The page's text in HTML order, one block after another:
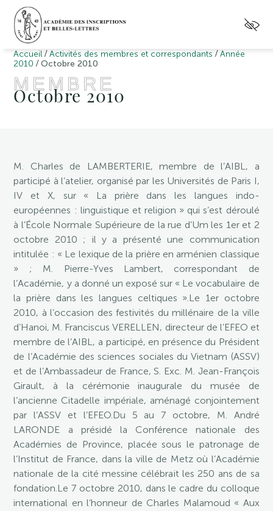
Accueil /Activités des membres et correspondants /Année
2010 /Octobre 2010
MEMBRE
Octobre 2010
M. Charles de LAMBERTERIE, membre de l’AIBL, a
participé à l’atelier, organisé par les Universités de Paris I,
IV et X, sur « La prière dans les langues indo-
européennes : linguistique et religion » qui s’est déroulé
à l’École Normale Supérieure de la rue d’Um les 1er et 2
octobre 2010 ; il y a présenté une communication
intitulée : « Le lexique de la prière en arménien classique
» ; M. Pierre-Yves Lambert, correspondant de
l’Académie, y a donné un exposé sur « Le vocabulaire de
la prière dans les langues celtiques ».Le 1er octobre
2010, à l’occasion des festivités du millénaire de la ville
d’Hanoi, M. Franciscus VERELLEN, directeur de l’EFEO et
membre de l’AIBL, a participé, en présence du Président
de l’Académie des sciences sociales du Vietnam (ASSV)
et de l’Ambassadeur de France, S. Exc. M. Jean-François
Girault, à la cérémonie inaugurale du musée de
l’ancienne Citadelle impériale, aménagé conjointement
par l’ASSV et l’EFEO.Du 5 au 7 octobre, M. André
LARONDE a présidé la Conférence nationale des
Académies de Province, placée sous le patronage de
l’Institut de France, dans la ville de Metz où l’Académie
nationale de la cité messine célébrait les 250 ans de sa
fondation.Le 7 octobre 2010, dans le cadre du colloque
international en l’honneur de Charles Malamoud « Aux